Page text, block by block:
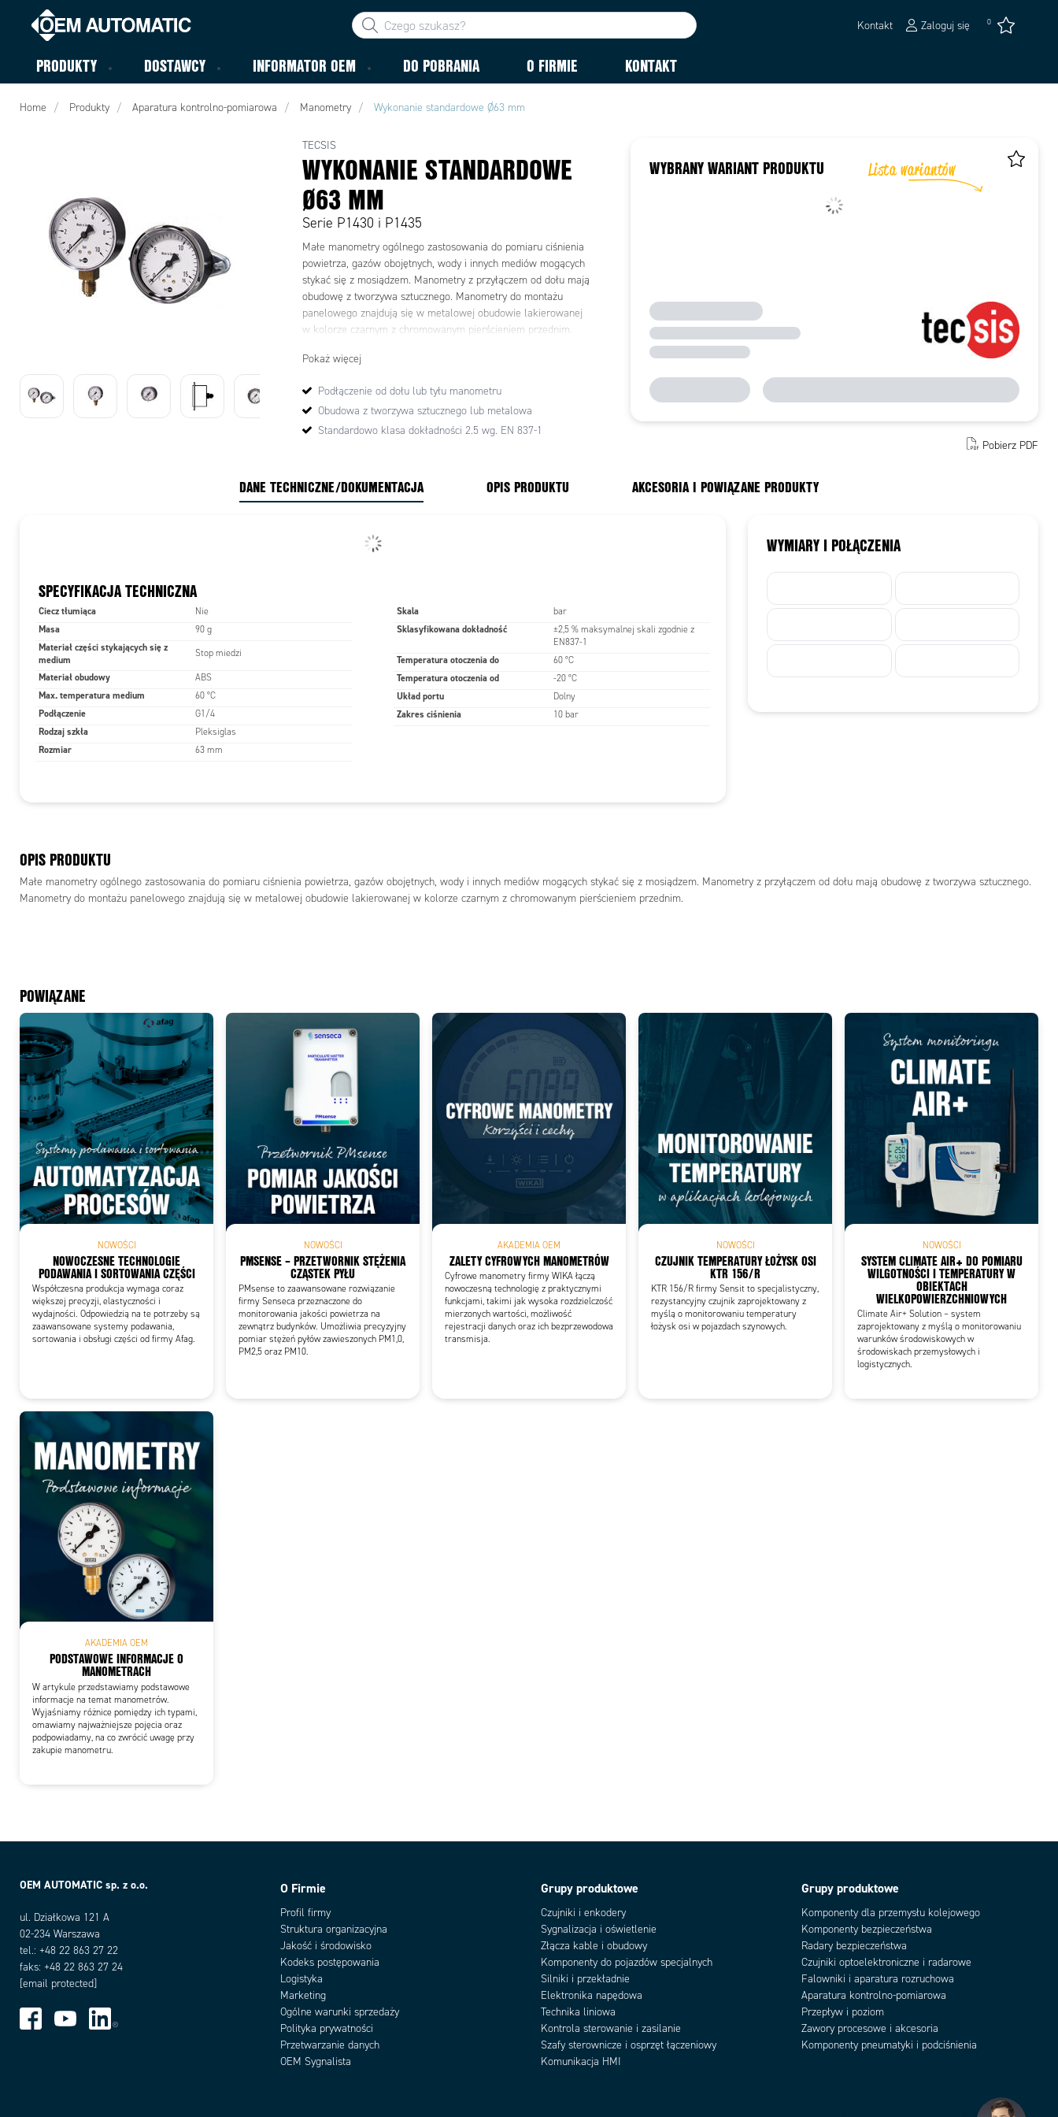
Kontakt Zaloguj się 0
PRODUKTY DOSTAWCY INFORMATOR OEM DO POBRANIA O FIRMIE KONTAKT
Home Produkty Aparatura kontrolno-pomiarowa Manometry Wykonanie standardowe Ø63 mm
TECSIS
WYKONANIE STANDARDOWE
Ø63 MM
Serie P1430 i P1435
Małe manometry ogólnego zastosowania do pomiaru ciśnienia
powietrza, gazów obojętnych, wody i innych mediów mogących
stykać się z mosiądzem. Manometry z przyłączem od dołu mają
obudowę z tworzywa sztucznego. Manometry do montażu
panelowego znajdują się w metalowej obudowie lakierowanej
w kolorze czarnym z chromowanym pierścieniem przednim.
Pokaż więcej
Podłączenie od dołu lub tyłu manometru
Obudowa z tworzywa sztucznego lub metalowa
Standardowo klasa dokładności 2.5 wg. EN 837-1
WYBRANY WARIANT PRODUKTU
Pobierz PDF
DANE TECHNICZNE/DOKUMENTACJA OPIS PRODUKTU AKCESORIA I POWIĄZANE PRODUKTY
SPECYFIKACJA TECHNICZNA
Ciecz tłumiąca Nie
Masa 90 g
Materiał części stykających się z
medium
Stop miedzi
Materiał obudowy ABS
Max. temperatura medium 60 °C
Podłączenie G1/4
Rodzaj szkła Pleksiglas
Rozmiar 63 mm
Skala bar
Sklasyfikowana dokładność
±2,5 % maksymalnej skali zgodnie z
EN837-1
Temperatura otoczenia do 60 °C
Temperatura otoczenia od -20 °C
Układ portu Dolny
Zakres ciśnienia 10 bar
WYMIARY I POŁĄCZENIA
OPIS PRODUKTU
Małe manometry ogólnego zastosowania do pomiaru ciśnienia powietrza, gazów obojętnych, wody i innych mediów mogących stykać się z mosiądzem. Manometry z przyłączem od dołu mają obudowę z tworzywa sztucznego.
Manometry do montażu panelowego znajdują się w metalowej obudowie lakierowanej w kolorze czarnym z chromowanym pierścieniem przednim.
Add to existing cart row Add as new cart row
POWIĄZANE
NOWOŚCI
NOWOCZESNE TECHNOLOGIE
PODAWANIA I SORTOWANIA CZĘŚCI
Współczesna produkcja wymaga coraz
większej precyzji, elastyczności i
wydajności. Odpowiedzią na te potrzeby są
zaawansowane systemy podawania,
sortowania i obsługi części od firmy Afag.
NOWOŚCI
PMSENSE – PRZETWORNIK STĘŻENIA
CZĄSTEK PYŁU
PMsense to zaawansowane rozwiązanie
firmy Senseca przeznaczone do
monitorowania jakości powietrza na
zewnątrz budynków. Umożliwia precyzyjny
pomiar stężeń pyłów zawieszonych PM1,0,
PM2,5 oraz PM10.
AKADEMIA OEM
ZALETY CYFROWYCH MANOMETRÓW
Cyfrowe manometry firmy WIKA łączą
nowoczesną technologię z praktycznymi
funkcjami, takimi jak wysoka rozdzielczość
mierzonych wartości, możliwość
rejestracji danych oraz ich bezprzewodowa
transmisja.
NOWOŚCI
CZUJNIK TEMPERATURY ŁOŻYSK OSI
KTR 156/R
KTR 156/R firmy Sensit to specjalistyczny,
rezystancyjny czujnik zaprojektowany z
myślą o monitorowaniu temperatury
łożysk osi w pojazdach szynowych.
NOWOŚCI
SYSTEM CLIMATE AIR+ DO POMIARU
WILGOTNOŚCI I TEMPERATURY W
OBIEKTACH
WIELKOPOWIERZCHNIOWYCH
Climate Air+ Solution – system
zaprojektowany z myślą o monitorowaniu
warunków środowiskowych w
środowiskach przemysłowych i
logistycznych.
AKADEMIA OEM
PODSTAWOWE INFORMACJE O
MANOMETRACH
W artykule przedstawiamy podstawowe
informacje na temat manometrów.
Wyjaśniamy różnice pomiędzy ich typami,
omawiamy najważniejsze pojęcia oraz
podpowiadamy, na co zwrócić uwagę przy
zakupie manometru.
OEM AUTOMATIC sp. z o.o.
ul. Działkowa 121 A
02-234 Warszawa
tel.: +48 22 863 27 22
faks: +48 22 863 27 24
[email protected]
O Firmie
Profil firmy
Struktura organizacyjna
Jakość i środowisko
Kodeks postępowania
Logistyka
Marketing
Ogólne warunki sprzedaży
Polityka prywatności
Przetwarzanie danych
OEM Sygnalista
Grupy produktowe
Czujniki i enkodery
Sygnalizacja i oświetlenie
Złącza kable i obudowy
Komponenty do pojazdów specjalnych
Silniki i przekładnie
Elektronika napędowa
Technika liniowa
Kontrola sterowanie i zasilanie
Szafy sterownicze i osprzęt łączeniowy
Komunikacja HMI
Grupy produktowe
Komponenty dla przemysłu kolejowego
Komponenty bezpieczeństwa
Radary bezpieczeństwa
Czujniki optoelektroniczne i radarowe
Falowniki i aparatura rozruchowa
Aparatura kontrolno-pomiarowa
Przepływ i poziom
Zawory procesowe i akcesoria
Komponenty pneumatyki i podciśnienia